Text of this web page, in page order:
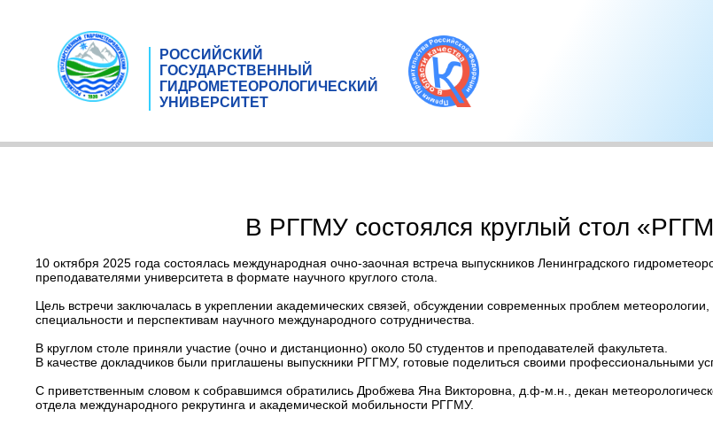
РОССИЙСКИЙ
ГОСУДАРСТВЕННЫЙ
ГИДРОМЕТЕОРОЛОГИЧЕСКИЙ
УНИВЕРСИТЕТ
В РГГМУ состоялся круглый стол
10 октября 2025 года состоялась международная очно-заочная встреча выпускников Ленинградского
преподавателями университета в формате научного круглого стола.
Цель встречи заключалась в укреплении академических связей, обсуждении современных проблем
специальности и перспективам научного международного сотрудничества.
В круглом столе приняли участие (очно и дистанционно) около 50 студентов и преподавателей факультета.
В качестве докладчиков были приглашены выпускники РГГМУ, готовые поделиться своими профессиональными
С приветственным словом к собравшимся обратились Дробжева Яна Викторовна, д.ф-м.н., декан
отдела международного рекрутинга и академической мобильности РГГМУ.